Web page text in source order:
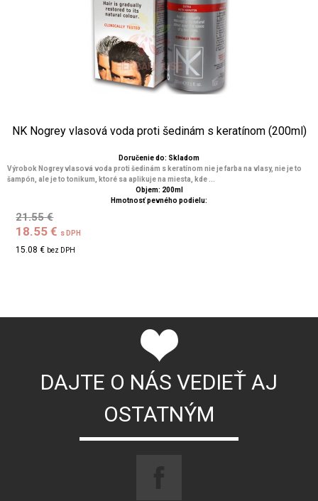
NK Nogrey vlasová voda proti šedinám s keratínom (200ml)
Doručenie do: Skladom
Výrobok Nogrey vlasová voda proti šedinám s keratínom nie je farba na vlasy, nie je to
šampón, ale je to tonikum, ktoré sa aplikuje na miesta, kde ...
Objem: 200ml
Hmotnosť pevného podielu:
21.55 €
18.55 € s DPH
15.08 € bez DPH
DAJTE O NÁS VEDIEŤ AJ
OSTATNÝM